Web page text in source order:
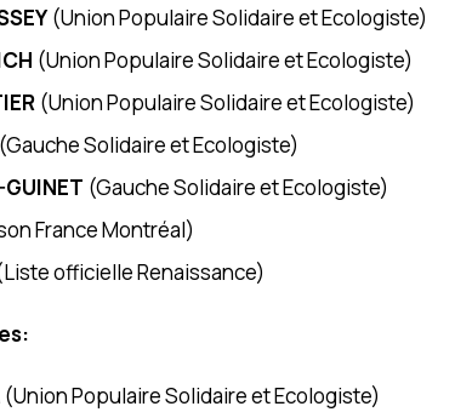
(Union Populaire Solidaire et Ecologiste)
(Union Populaire Solidaire et Ecologiste)
(Union Populaire Solidaire et Ecologiste)
(Gauche Solidaire et Ecologiste)
(Gauche Solidaire et Ecologiste)
France Montréal)
officielle Renaissance)
(Union Populaire Solidaire et Ecologiste)